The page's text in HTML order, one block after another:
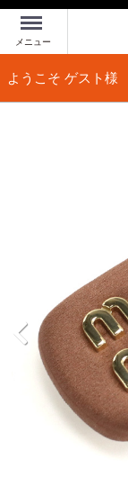
Menu
メニュー
ようこそ ゲスト様